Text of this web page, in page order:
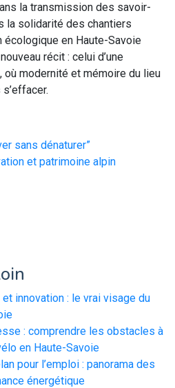
la transmission des savoir-
la solidarité des chantiers
en Haute-Savoie
récit : celui d’une
où modernité et mémoire du lieu
sans dénaturer”
et patrimoine alpin
innovation : le vrai visage du
: comprendre les obstacles à
en Haute-Savoie
pour l’emploi : panorama des
énergétique